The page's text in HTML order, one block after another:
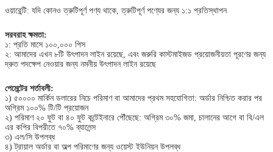
ওয়ারেন্টি: যদি কোনও ত্রুটিপূর্ণ পণ্য থাকে, ত্রুটিপূর্ণ পণ্যের জন্য ১:১ প্রতিস্থাপন
সরবরাহ ক্ষমতা:
১: প্রতি মাসে ১০০,০০০ পিস
২: আমাদের এখন ৮টি উৎপাদন লাইন রয়েছে, এবং জরুরি কাস্টমাইজড প্রয়োজনীয়তা পূরণের জন্য
দ্রুত পদক্ষেপ নেওয়ার জন্য নমনীয় উৎপাদন লাইন রয়েছে
পেমেন্টের শর্তাবলী:
১) ৫০০০০ মার্কিন ডলারের নিচে পরিমাণ বা আমাদের প্রথম সহযোগিতা: অর্ডার নিশ্চিত করার পর
অগ্রিম ১০০% টি/টি প্রয়োজন
২) পরিমাণ ২০ ফুট বা ৪০ ফুট কন্টেইনারে পৌঁছেছে: অগ্রিম ৩০% জমা, চালানের আগে বা বি/এল
এর কপির বিপরীতে ৭০% ব্যালেন্স
৩) এল/সি উপলব্ধ
৪) ট্রায়াল অর্ডার বা অল্প পরিমাণের জন্য ওয়েস্ট ইউনিয়ন উপলব্ধ